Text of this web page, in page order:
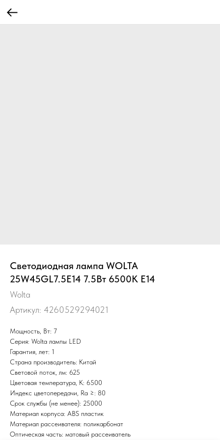
Светодиодная лампа WOLTA
25W45GL7.5E14 7.5Вт 6500K E14
Wolta
Артикул: 4260529294021
Мощность, Вт: 7
Серия: Wolta лампы LED
Гарантия, лет: 1
Страна производитель: Китай
Световой поток, лм: 625
Цветовая температура, К: 6500
Индекс цветопередачи, Ra ≥: 80
Срок службы (не менее): 25000
Материал корпуса: ABS пластик
Материал рассеивателя: поликарбонат
Оптическая часть: матовый рассеиватель